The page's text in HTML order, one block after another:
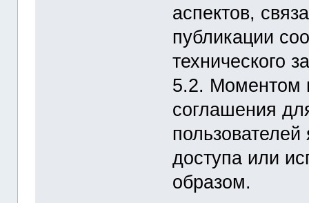
аспектов,
публикации
технического
5.2. Моментом
соглашения
доступа или
образом.